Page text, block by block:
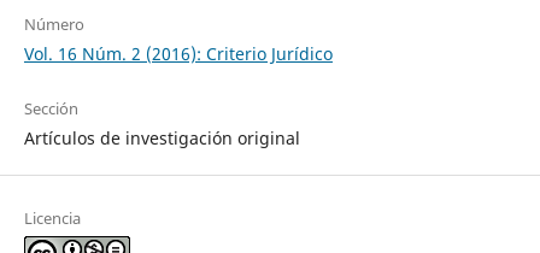
Número
Vol. 16 Núm. 2 (2016): Criterio Jurídico
Sección
Artículos de investigación original
Licencia